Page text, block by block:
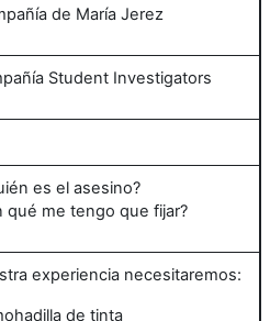
de María Jerez
Student Investigators
es el asesino?
qué me tengo que fijar?
experiencia necesitaremos:
de tinta